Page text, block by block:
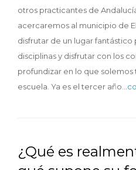
otros practicantes de
acercaremos al municipio de
disfrutar de un lugar fantástico
disciplinas y disfrutar con los
profundizar en lo que solemos
escuela. Ya es el tercer año…
¿Qué es